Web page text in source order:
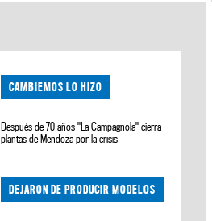
CAMBIEMOS LO HIZO
Después de 70 años "La Campagnola" cierra
plantas de Mendoza por la crisis
DEJARON DE PRODUCIR MODELOS